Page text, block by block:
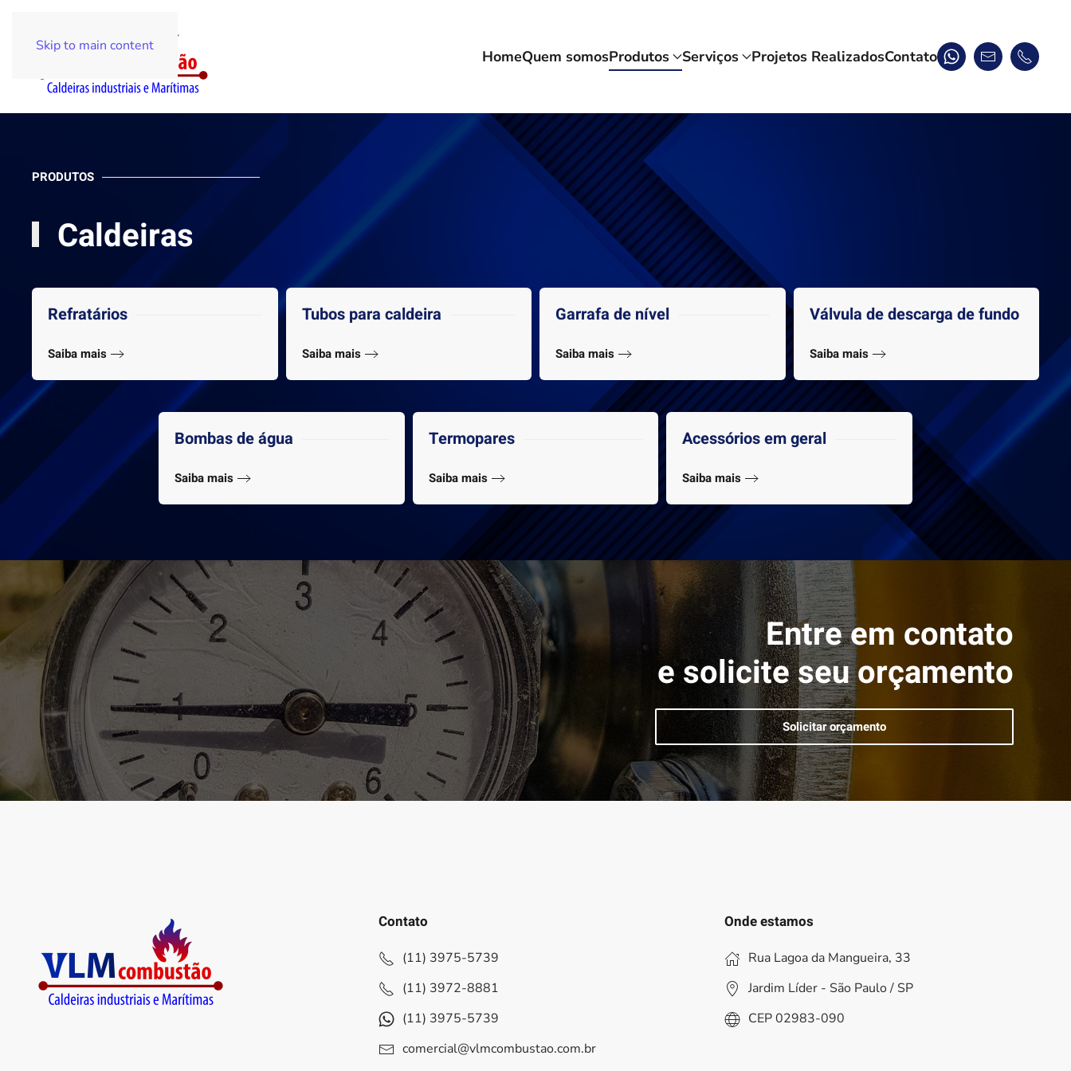
Skip to main content
HomeQuem somosProdutos Serviços Projetos RealizadosContato
PRODUTOS
Caldeiras
Refratários
Saiba mais
Tubos para caldeira
Saiba mais
Garrafa de nível
Saiba mais
Válvula de descarga de fundo
Saiba mais
Bombas de água
Saiba mais
Termopares
Saiba mais
Acessórios em geral
Saiba mais
Entre em contato
e solicite seu orçamento
Solicitar orçamento
Contato
(11) 3975-5739
(11) 3972-8881
(11) 3975-5739
comercial@vlmcombustao.com.br
Onde estamos
Rua Lagoa da Mangueira, 33
Jardim Líder - São Paulo / SP
CEP 02983-090